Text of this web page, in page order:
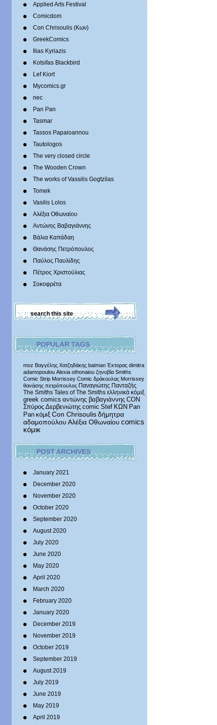
Applied Arts Festival
Comicdom
Con Chrisoulis (Κων)
GreekComics
Ilias Kyriazis
Kotsifas Blackbird
Lef Kiort
Mycomics.gr
nec
Pan Pan
Tasmar
Tassos Papaioannou
Tautologos
The very closed circle
The Wooden Crown
The works of Vassilis Gogtzilas
Tomek
Vasilis Lolos
Αλέξια Οθωναίου
Αντώνης Βαβαγιάννης
Βάλια Καπάδαη
Θανάσης Πετρόπουλος
Παύλος Παυλίδης
Πέτρος Χριστούλιας
Σοκοφρέτα
POPULAR TAGS
moz Βαγγέλης Χατζηδάκης batman Έκτορας dimitra
adamopoulou Alexia othonaiou ζηνοβία Smiths
Comic Strip Morrissey Comic δράκουλας Morrissey
θανάσης πετρόπουλος Παναγιώτης Πανταζής
The Smiths Tales of The Smiths ελληνικά κόμιξ
greek comics αντώνης βαβαγιάννης CON
Σπύρος Δερβενιώτης comic Stef ΚΩΝ Pan
Pan κόμιξ Con Chrisoulis δήμητρα
αδαμοπούλου Αλέξια Οθωναίου comics
κόμικ
POST ARCHIVES
January 2021
December 2020
November 2020
October 2020
September 2020
August 2020
July 2020
June 2020
May 2020
April 2020
March 2020
February 2020
January 2020
December 2019
November 2019
October 2019
September 2019
August 2019
July 2019
June 2019
May 2019
April 2019